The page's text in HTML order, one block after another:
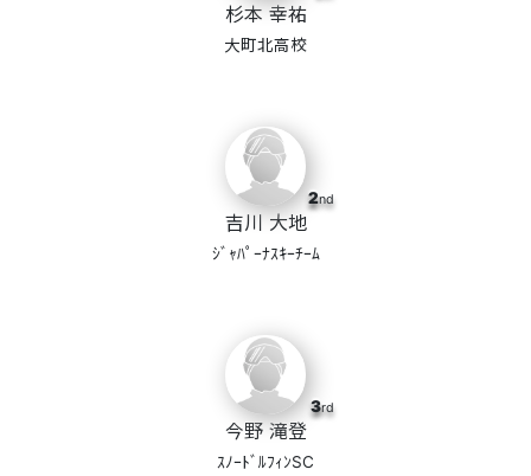
杉本 幸祐
大町北高校
2nd
吉川 大地
ｼﾞｬﾊﾟｰﾅｽｷｰﾁｰﾑ
3rd
今野 滝登
ｽﾉｰﾄﾞﾙﾌｨﾝSC